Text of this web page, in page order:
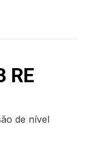
RE
de nível